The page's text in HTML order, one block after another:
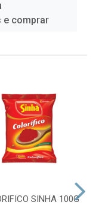
e comprar
SINHA 100G